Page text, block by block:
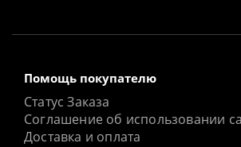
Помощь покупателю
Статус Заказа
Соглашение об использовании
Доставка и оплата